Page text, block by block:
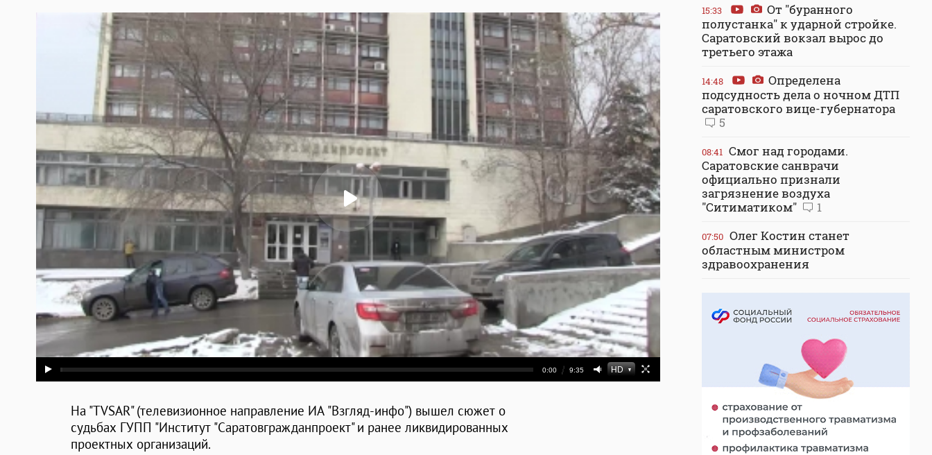
На "TVSAR" (телевизионное направление ИА "Взгляд-инфо") вышел сюжет о
судьбах ГУПП "Институт "Саратовгражданпроект" и ранее ликвидированных
проектных организаций.
15:33
От "буранного
полустанка" к ударной стройке.
Саратовский вокзал вырос до
третьего этажа
14:48
Определена
подсудность дела о ночном ДТП
саратовского вице-губернатора
5
08:41 Смог над городами.
Саратовские санврачи
официально признали
загрязнение воздуха
"Ситиматиком"
1
07:50 Олег Костин станет
областным министром
здравоохранения